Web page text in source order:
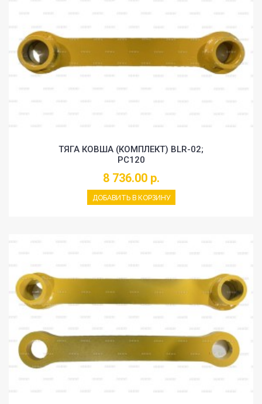
ТЯГА КОВША (КОМПЛЕКТ) BLR-02;
PC120
8 736.00 р.
ДОБАВИТЬ В КОРЗИНУ